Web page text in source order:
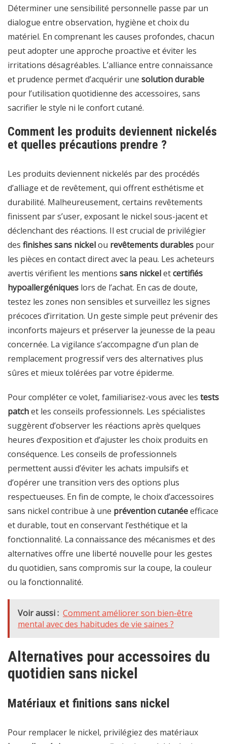
Déterminer une sensibilité personnelle passe par un
dialogue entre observation, hygiène et choix du
matériel. En comprenant les causes profondes, chacun
peut adopter une approche proactive et éviter les
irritations désagréables. L’alliance entre connaissance
et prudence permet d’acquérir une solution durable
pour l’utilisation quotidienne des accessoires, sans
sacrifier le style ni le confort cutané.
Comment les produits deviennent nickelés
et quelles précautions prendre ?
Les produits deviennent nickelés par des procédés
d’alliage et de revêtement, qui offrent esthétisme et
durabilité. Malheureusement, certains revêtements
finissent par s’user, exposant le nickel sous-jacent et
déclenchant des réactions. Il est crucial de privilégier
des finishes sans nickelou revêtements durables pour
les pièces en contact direct avec la peau. Les acheteurs
avertis vérifient les mentions sans nickeletcertifiés
hypoallergéniques lors de l’achat. En cas de doute,
testez les zones non sensibles et surveillez les signes
précoces d’irritation. Un geste simple peut prévenir des
inconforts majeurs et préserver la jeunesse de la peau
concernée. La vigilance s’accompagne d’un plan de
remplacement progressif vers des alternatives plus
sûres et mieux tolérées par votre épiderme.
Pour compléter ce volet, familiarisez-vous avec les tests
patchet les conseils professionnels. Les spécialistes
suggèrent d’observer les réactions après quelques
heures d’exposition et d’ajuster les choix produits en
conséquence. Les conseils de professionnels
permettent aussi d’éviter les achats impulsifs et
d’opérer une transition vers des options plus
respectueuses. En fin de compte, le choix d’accessoires
sans nickel contribue à une prévention cutanéeefficace
et durable, tout en conservant l’esthétique et la
fonctionnalité. La connaissance des mécanismes et des
alternatives offre une liberté nouvelle pour les gestes
du quotidien, sans compromis sur la coupe, la couleur
ou la fonctionnalité.
Voir aussi : Comment améliorer son bien-être
mental avec des habitudes de vie saines ?
Alternatives pour accessoires du
quotidien sans nickel
Matériaux et finitions sans nickel
Pour remplacer le nickel, privilégiez des matériaux